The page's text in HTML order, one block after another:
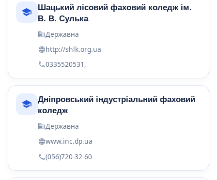
Шацький лісовий фаховий коледж ім.
В. В. Сулька
Державна
http://shlk.org.ua
0335520531,
Дніпровський індустріальний фаховий
коледж
Державна
www.inc.dp.ua
(056)720-32-60